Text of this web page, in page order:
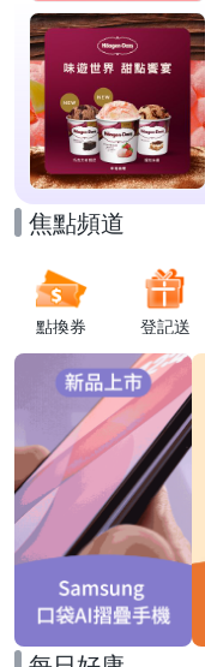
焦點頻道
點換券 登記送